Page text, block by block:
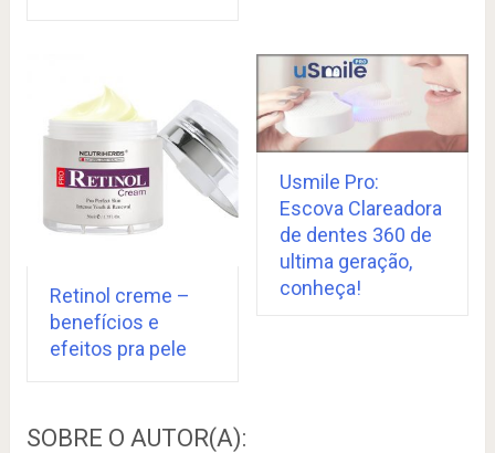
Retinol creme –
benefícios e
efeitos pra pele
Usmile Pro:
Escova Clareadora
de dentes 360 de
ultima geração,
conheça!
SOBRE O AUTOR(A):